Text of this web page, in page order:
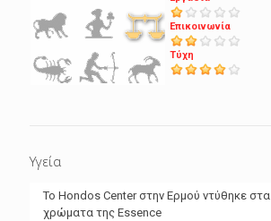
Επικοινωνία
Τύχη
Υγεία
Το Hondos Center στην Ερμού ντύθηκε στα
χρώματα της Essence